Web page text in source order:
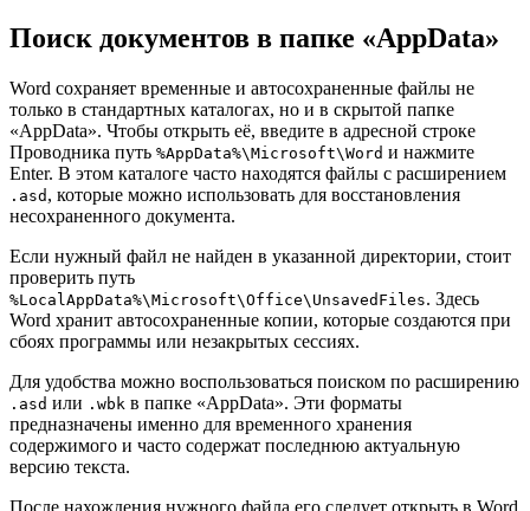
Поиск документов в папке «AppData»
Word сохраняет временные и автосохраненные файлы не
только в стандартных каталогах, но и в скрытой папке
«AppData». Чтобы открыть её, введите в адресной строке
Проводника путь %AppData%\Microsoft\Word и нажмите
Enter. В этом каталоге часто находятся файлы с расширением
.asd , которые можно использовать для восстановления
несохраненного документа.
Если нужный файл не найден в указанной директории, стоит
проверить путь
%LocalAppData%\Microsoft\Office\UnsavedFiles. Здесь
Word хранит автосохраненные копии, которые создаются при
сбоях программы или незакрытых сессиях.
Для удобства можно воспользоваться поиском по расширению
.asd или .wbk в папке «AppData». Эти форматы
предназначены именно для временного хранения
содержимого и часто содержат последнюю актуальную
версию текста.
После нахождения нужного файла его следует открыть в Word